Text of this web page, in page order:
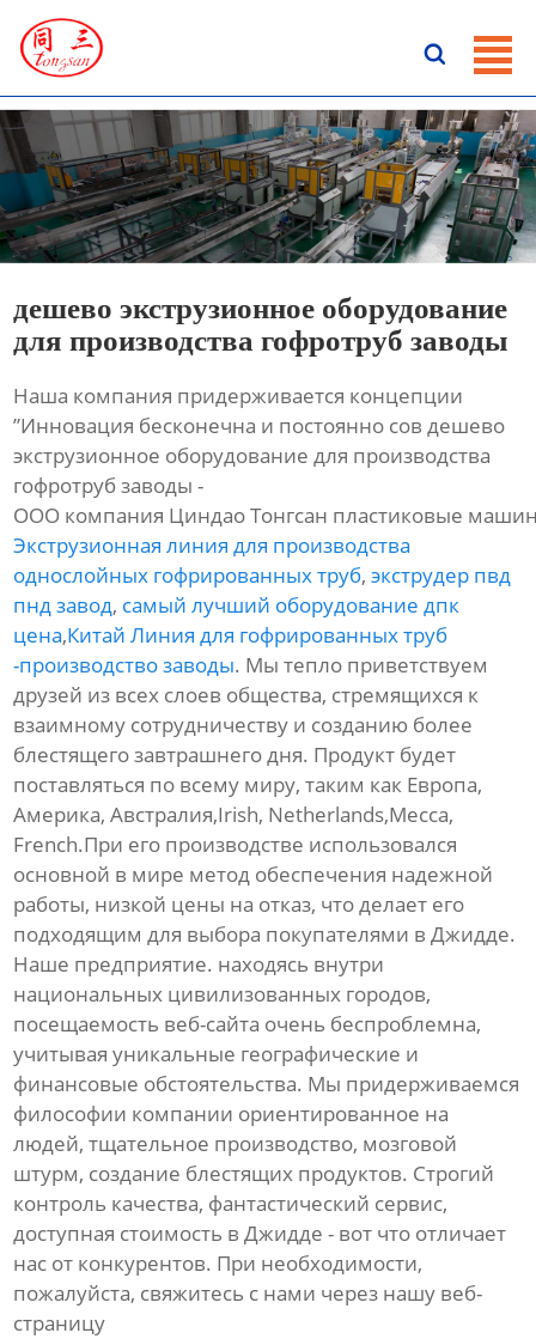

ГЛАВНАЯ
НОВОСТИ
О HАС
дешево экструзионное оборудование
для производства гофротруб заводы
Наша компания придерживается концепции
”Инновация бесконечна и постоянно сов дешево
экструзионное оборудование для производства
гофротруб заводы -
ООО компания Циндао Тонгсан пластиковые
Экструзионная линия для производства
однослойных гофрированных труб,экструдер пвд
пнд завод, самый лучший оборудование дпк
цена,Китай Линия для гофрированных труб
-производство заводы. Мы тепло приветствуем
друзей из всех слоев общества, стремящихся к
взаимному сотрудничеству и созданию более
блестящего завтрашнего дня. Продукт будет
поставляться по всему миру, таким как Европа,
Америка, Австралия,Irish, Netherlands,Mecca,
French.При его производстве использовался
основной в мире метод обеспечения надежной
работы, низкой цены на отказ, что делает его
подходящим для выбора покупателями в Джидде.
Наше предприятие. находясь внутри
национальных цивилизованных городов,
посещаемость веб-сайта очень беспроблемна,
учитывая уникальные географические и
финансовые обстоятельства. Мы придерживаемся
философии компании ориентированное на
людей, тщательное производство, мозговой
штурм, создание блестящих продуктов. Строгий
контроль качества, фантастический сервис,
доступная стоимость в Джидде - вот что отличает
нас от конкурентов. При необходимости,
пожалуйста, свяжитесь с нами через нашу веб-
страницу